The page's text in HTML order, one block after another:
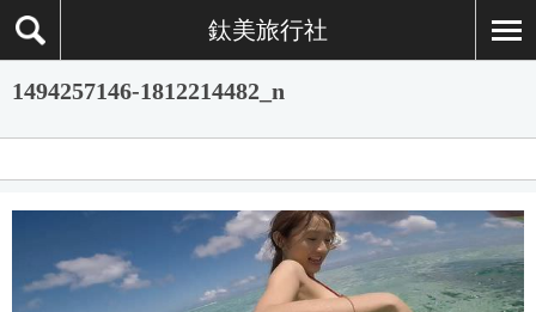
鈦美旅行社
1494257146-1812214482_n